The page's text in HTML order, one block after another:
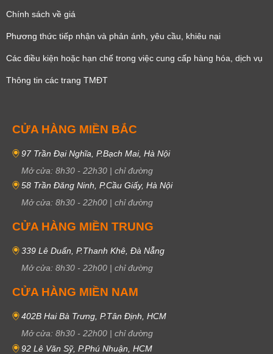
Chính sách về giá
Phương thức tiếp nhận và phản ánh, yêu cầu, khiêu nại
Các điều kiện hoặc hạn chế trong việc cung cấp hàng hóa, dịch vụ
Thông tin các trang TMĐT
CỬA HÀNG MIỀN BẮC
97 Trần Đại Nghĩa, P.Bạch Mai, Hà Nội
Mở cửa: 8h30 - 22h30 | chỉ đường
58 Trần Đăng Ninh, P.Cầu Giấy, Hà Nội
Mở cửa: 8h30 - 22h00 | chỉ đường
CỬA HÀNG MIỀN TRUNG
339 Lê Duẩn, P.Thanh Khê, Đà Nẵng
Mở cửa: 8h30 - 22h00 | chỉ đường
CỬA HÀNG MIỀN NAM
402B Hai Bà Trưng, P.Tân Định, HCM
Mở cửa: 8h30 - 22h00 | chỉ đường
92 Lê Văn Sỹ, P.Phú Nhuận, HCM